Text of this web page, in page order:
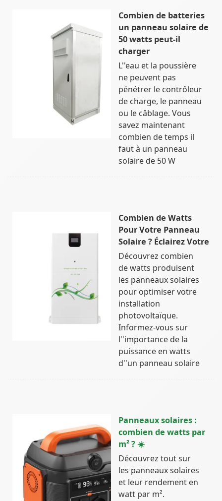
Combien de batteries
un panneau solaire de
50 watts peut-il
charger
L''eau et la poussière
ne peuvent pas
pénétrer le contrôleur
de charge, le panneau
ou le câblage. Vous
savez maintenant
combien de temps il
faut à un panneau
solaire de 50 W
Combien de Watts
Pour Votre Panneau
Solaire ? Éclairez Votre
Découvrez combien
de watts produisent
les panneaux solaires
pour optimiser votre
installation
photovoltaïque.
Informez-vous sur
l''importance de la
puissance en watts
d''un panneau solaire
Panneaux solaires :
combien de watts par
m² ? ☀️
Découvrez tout sur
les panneaux solaires
et leur rendement en
watt par m².